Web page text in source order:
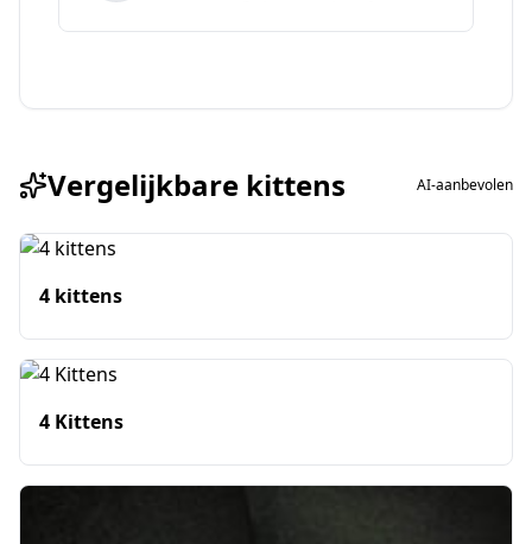
Vergelijkbare kittens AI-aanbevolen
4 kittens
4 Kittens